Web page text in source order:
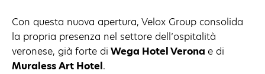
Con questa nuova apertura, Velox Group consolida
la propria presenza nel settore dell’ospitalità
veronese, già forte di Wega Hotel Verona e di
Muraless Art Hotel.